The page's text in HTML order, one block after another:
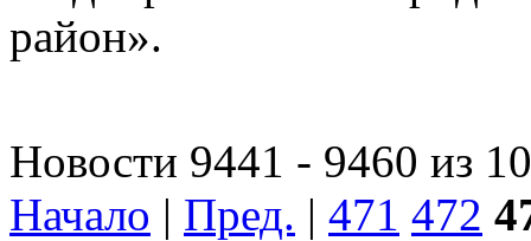
район».
Новости 9441 - 9460 из
Начало | Пред. | 471 472